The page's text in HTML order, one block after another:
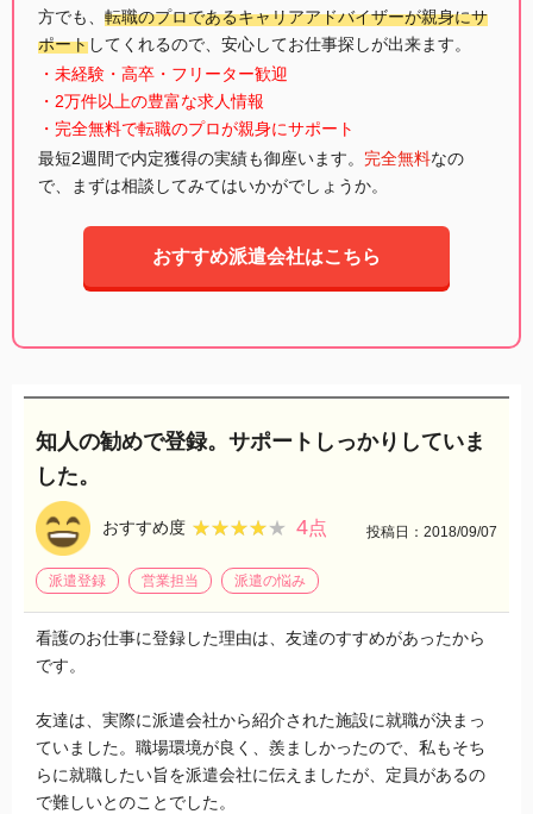
方でも、 転職のプロであるキャリアアドバイザーが親身にサ
ポートしてくれるので、安心してお仕事探しが出来ます。
・未経験・高卒・フリーター歓迎
・2万件以上の豊富な求人情報
・完全無料で転職のプロが親身にサポート
最短2週間で内定獲得の実績も御座います。 完全無料なの
で、まずは相談してみてはいかがでしょうか。
おすすめ派遣会社はこちら
知人の勧めで登録。サポートしっかりしていま
した。
おすすめ度 ★★★★★
★★★★★ 4点 投稿日：2018/09/07
派遣登録 営業担当 派遣の悩み
看護のお仕事に登録した理由は、友達のすすめがあったから
です。
友達は、実際に派遣会社から紹介された施設に就職が決まっ
ていました。職場環境が良く、羨ましかったので、私もそち
らに就職したい旨を派遣会社に伝えましたが、定員があるの
で難しいとのことでした。